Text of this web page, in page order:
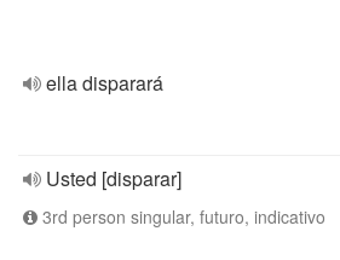
ella disparará
Usted [disparar]
3rd person singular, futuro, indicativo